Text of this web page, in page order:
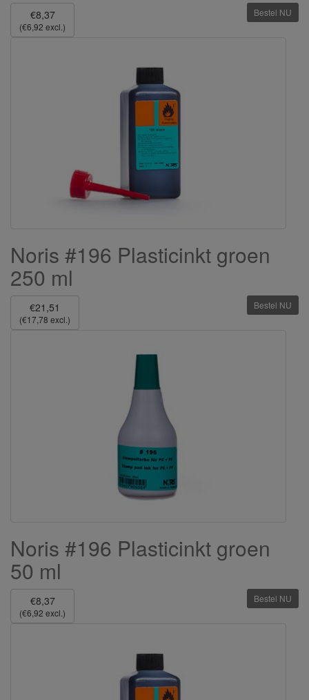
€8,37
(€6,92 excl.)
Bestel NU
Noris #196 Plasticinkt groen
250 ml
€21,51
(€17,78 excl.)
Bestel NU
Noris #196 Plasticinkt groen
50 ml
€8,37
(€6,92 excl.)
Bestel NU